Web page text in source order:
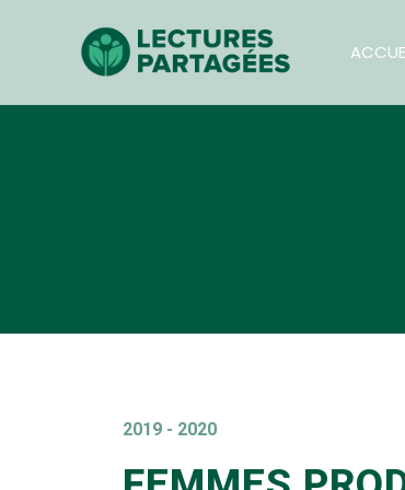
2019 - 2020